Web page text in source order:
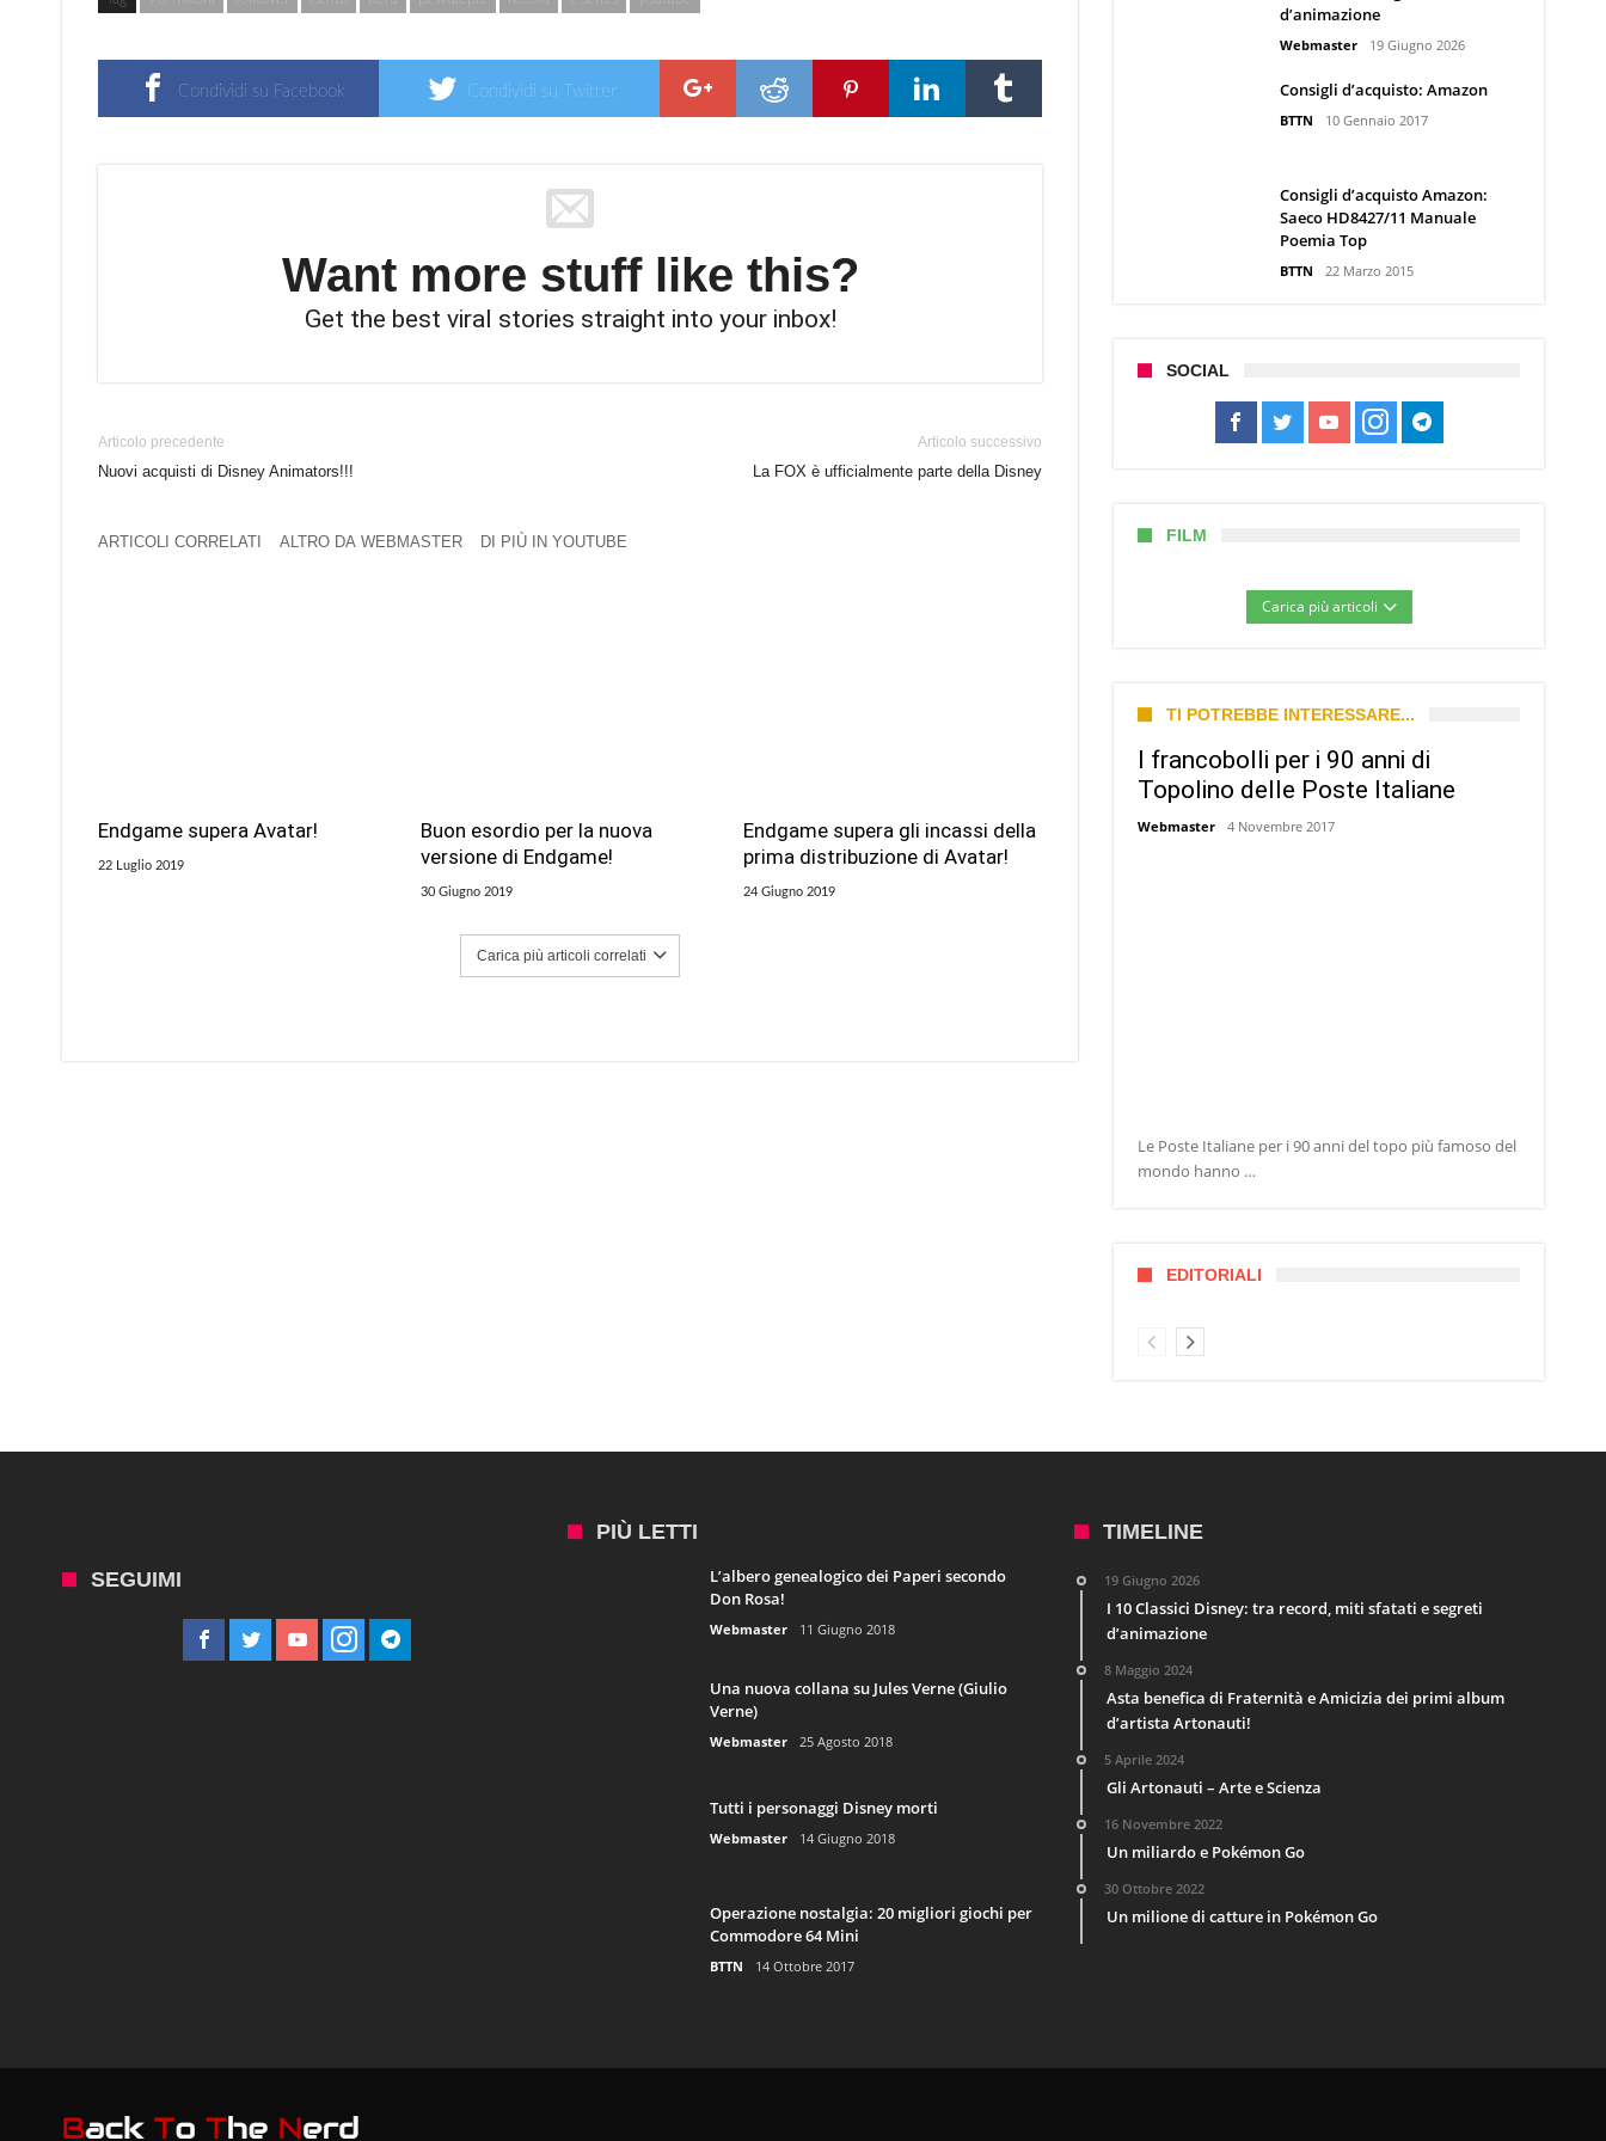
Condividi su Facebook Condividi su Twitter
Want more stuff like this?
Get the best viral stories straight into your inbox!
Articolo precedente
Nuovi acquisti di Disney Animators!!!
Articolo successivo
La FOX è ufficialmente parte della Disney
ARTICOLI CORRELATI ALTRO DA WEBMASTER DI PIÙ IN YOUTUBE
Endgame supera Avatar!
22 Luglio 2019
Buon esordio per la nuova
versione di Endgame!
30 Giugno 2019
Endgame supera gli incassi della
prima distribuzione di Avatar!
24 Giugno 2019
Carica più articoli correlati
d’animazione
Webmaster 19 Giugno 2026
Consigli d’acquisto: Amazon
BTTN 10 Gennaio 2017
Consigli d’acquisto Amazon:
Saeco HD8427/11 Manuale
Poemia Top
BTTN 22 Marzo 2015
SOCIAL
FILM
Carica più articoli
TI POTREBBE INTERESSARE...
I francobolli per i 90 anni di
Topolino delle Poste Italiane
Webmaster 4 Novembre 2017
Le Poste Italiane per i 90 anni del topo più famoso del
mondo hanno …
EDITORIALI
SEGUIMI
PIÙ LETTI
L’albero genealogico dei Paperi secondo
Don Rosa!
Webmaster 11 Giugno 2018
Una nuova collana su Jules Verne (Giulio
Verne)
Webmaster 25 Agosto 2018
Tutti i personaggi Disney morti
Webmaster 14 Giugno 2018
Operazione nostalgia: 20 migliori giochi per
Commodore 64 Mini
BTTN 14 Ottobre 2017
TIMELINE
19 Giugno 2026
I 10 Classici Disney: tra record, miti sfatati e segreti
d’animazione
8 Maggio 2024
Asta benefica di Fraternità e Amicizia dei primi album
d’artista Artonauti!
5 Aprile 2024
Gli Artonauti – Arte e Scienza
16 Novembre 2022
Un miliardo e Pokémon Go
30 Ottobre 2022
Un milione di catture in Pokémon Go